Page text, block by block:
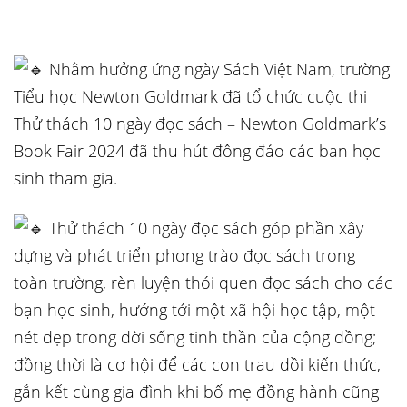
Nhằm hưởng ứng ngày Sách Việt Nam, trường
Tiểu học Newton Goldmark đã tổ chức cuộc thi
Thử thách 10 ngày đọc sách – Newton Goldmark’s
Book Fair 2024 đã thu hút đông đảo các bạn học
sinh tham gia.
Thử thách 10 ngày đọc sách góp phần xây
dựng và phát triển phong trào đọc sách trong
toàn trường, rèn luyện thói quen đọc sách cho các
bạn học sinh, hướng tới một xã hội học tập, một
nét đẹp trong đời sống tinh thần của cộng đồng;
đồng thời là cơ hội để các con trau dồi kiến thức,
gắn kết cùng gia đình khi bố mẹ đồng hành cũng